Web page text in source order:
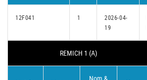
12F041 1
2026-04-
19
REMICH 1 (A)